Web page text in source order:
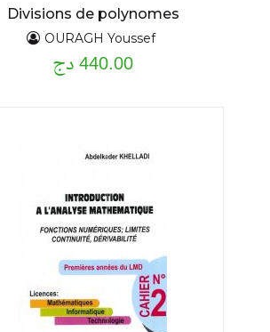
Divisions de polynomes
OURAGH Youssef
440.00 دج